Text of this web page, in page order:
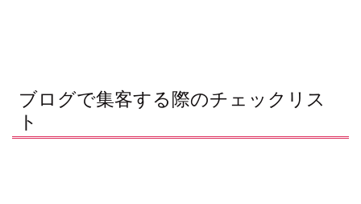
ブログで集客する際のチェックリス
ト